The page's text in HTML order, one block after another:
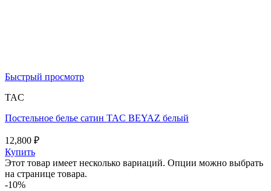
Быстрый просмотр
TAC
Постельное белье сатин TAC BEYAZ белый
12,800 ₽
Купить
Этот товар имеет несколько вариаций. Опции можно выбрать
на странице товара.
-10%